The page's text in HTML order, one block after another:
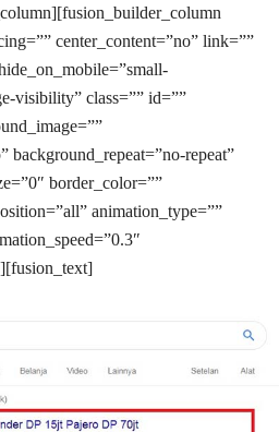
center_content=”no” link=””
visibility” class=”” id=””
background_repeat=”no-repeat”
border_color=””
animation_type=””